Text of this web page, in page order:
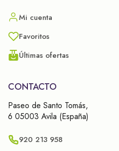
Mi cuenta
Favoritos
Últimas ofertas
CONTACTO
Paseo de Santo Tomás,
6 05003 Avila (España)
920 213 958